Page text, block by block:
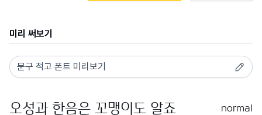
미리 써보기
normal